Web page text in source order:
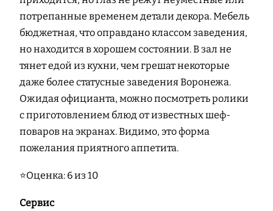
потрепанные временем детали декора. Мебель
бюджетная, что оправдано классом заведения,
но находится в хорошем состоянии. В зал не
тянет едой из кухни, чем грешат некоторые
даже более статусные заведения Воронежа.
Ожидая официанта, можно посмотреть ролики
с приготовлением блюд от известных шеф-
поваров на экранах. Видимо, это форма
пожелания приятного аппетита.
⭐Оценка: 6 из 10
Сервис